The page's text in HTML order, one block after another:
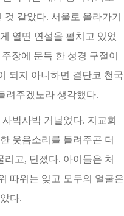
같았다. 서울로 올라가기
열띤 연설을 펼치고 있었
주장에 문득 한 성경 구절이
되지 아니하면 결단코 천국
려주겠노라 생각했다.
박사박 거닐었다. 지교회
웃음소리를 들려주곤 더
고, 던졌다. 아이들은 처
따위는 잊고 모두의 얼굴은
다.